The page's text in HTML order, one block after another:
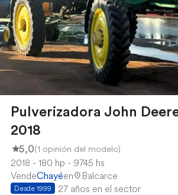
Pulverizadora John
2018
5,0(1 opinión del modelo)
2018 180 hp
9745 hs
VendeChayéen Balcarce
Desde 1999 27 años en el sector